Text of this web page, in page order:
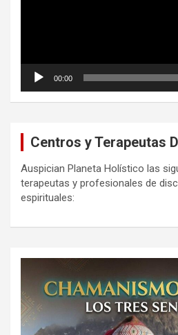
00:00
Centros y Terapeutas
Auspician Planeta Holístico las
terapeutas y profesionales de
espirituales: